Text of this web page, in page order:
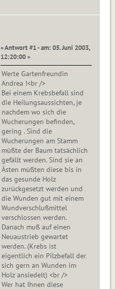
« Antwort #1 - am: 05. Juni 2003,
12:20:00 »
Werte Gartenfreundin
Andrea !<br />
Bei einem Krebsbefall sind
die Heilungsaussichten, je
nachdem wo sich die
Wucherungen befinden,
gering . Sind die
Wucherungen am Stamm
müßte der Baum tatsächlich
gefällt werden. Sind sie an
Ästen müßten diese bis in
das gesunde Holz
zurückgesetzt werden und
die Wunden gut mit einem
Wundverschlußmittel
verschlossen werden.
Danach muß auf einen
Neuaustrieb gewartet
werden. (Krebs ist
eigentlich ein Pilzbefall der
sich gern an Wunden im
Holz ansiedelt) <br />
Wer hat Ihnen diese